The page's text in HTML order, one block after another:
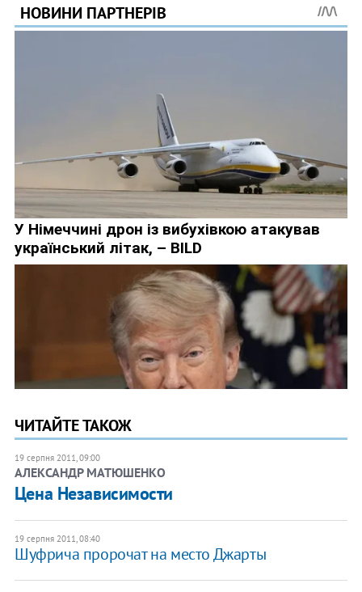
ЧИТАЙТЕ ТАКОЖ
19 серпня 2011, 09:00
АЛЕКСАНДР МАТЮШЕНКО
Цена Независимости
19 серпня 2011, 08:40
Шуфрича пророчат на место Джарты